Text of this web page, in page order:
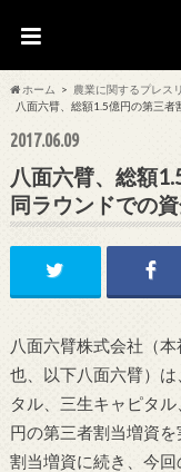
ホーム
農業に関するプレス
八面六臂、総額1.5億円の第三者
2017.06.09
八面六臂、総額
同ラウンドでの
八面六臂株式会社（
也、以下八面六臂）
タル、三生キャピタ
円の第三者割当増資
割当増資に続き、今